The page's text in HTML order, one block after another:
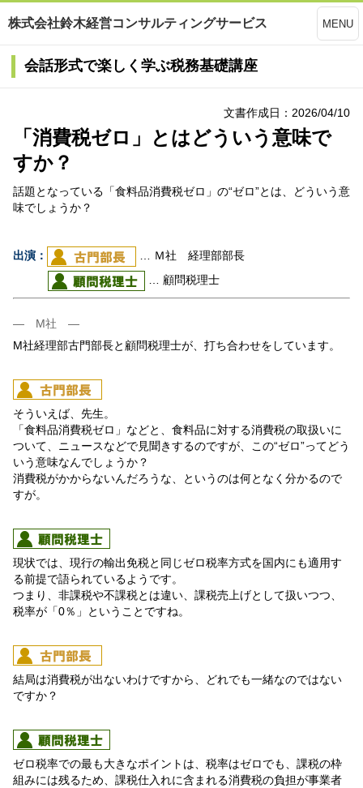
株式会社鈴木経営コンサルティングサービス MENU
会話形式で楽しく学ぶ税務基礎講座
文書作成日：2026/04/10
「消費税ゼロ」とはどういう意味で
すか？
話題となっている「食料品消費税ゼロ」の“ゼロ”とは、どういう意
味でしょうか？
出演：
… Ｍ社 経理部部長
… 顧問税理士
― M社 ―
M社経理部古門部長と顧問税理士が、打ち合わせをしています。
そういえば、先生。
「食料品消費税ゼロ」などと、食料品に対する消費税の取扱いに
ついて、ニュースなどで見聞きするのですが、この“ゼロ”ってどう
いう意味なんでしょうか？
消費税がかからないんだろうな、というのは何となく分かるので
すが。
現状では、現行の輸出免税と同じゼロ税率方式を国内にも適用す
る前提で語られているようです。
つまり、非課税や不課税とは違い、課税売上げとして扱いつつ、
税率が「0％」ということですね。
結局は消費税が出ないわけですから、どれでも一緒なのではない
ですか？
ゼロ税率での最も大きなポイントは、税率はゼロでも、課税の枠
組みには残るため、課税仕入れに含まれる消費税の負担が事業者